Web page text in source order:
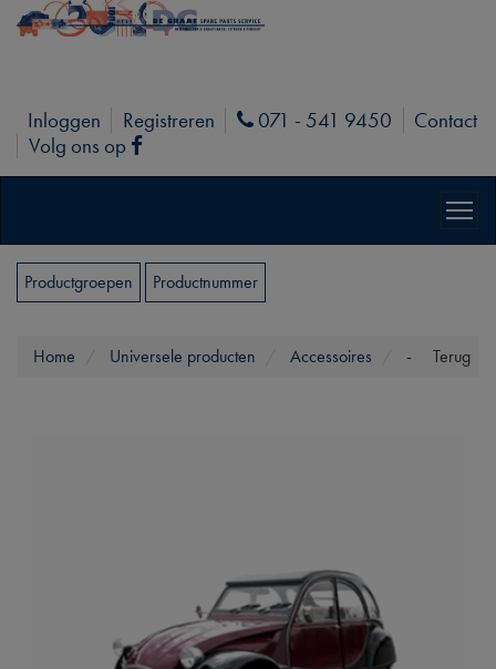
Inloggen Registreren Phone
071 - 541 9450
Contact
Volg ons op
Facebook
Productgroepen Productnummer
Terug
Home Universele producten Accessoires -